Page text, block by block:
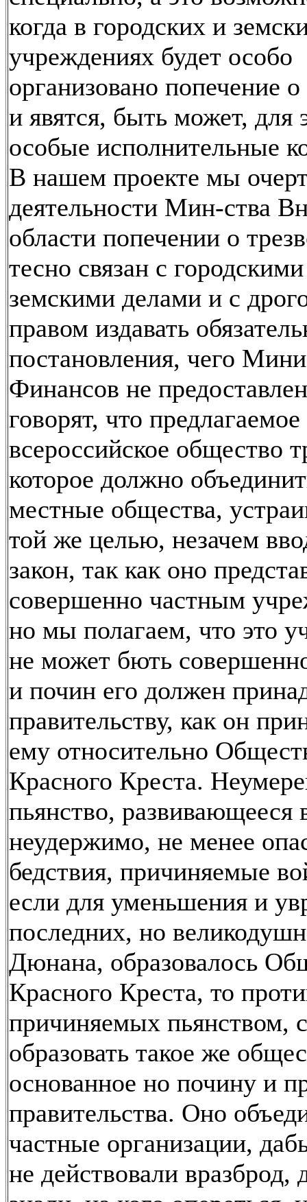
когда в городских и
учреждениях будет особо
организовано попечение о
и явятся, быть может, для
особые исполнительные
В нашем проекте мы
деятельности Мин-ства
области попечении о
тесно связан с
земскими делами и с
правом издавать
постановления, чего
Финансов не
говорят, что
всероссийское общество
которое должно
местные общества,
той же целью, незачем
закон, так как оно
совершенно частным
но мы полагаем, что это
не может бють
и почин его должен
правительству, как он
ему относительно
Красного Креста.
пьянство, развивающееся
неудержимо, не менее
бедствия, причиняемые
если для уменьшения и
последних, но
Дюнана, образовалось
Красного Креста, то
причиняемых пьянством,
образовать такое же
основанное но почину и
правительства. Оно
частные организации,
не действовали вразброд,